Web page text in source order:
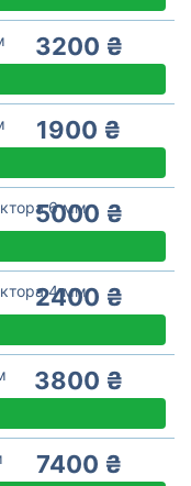
3200 ₴
1900 ₴
6 мм
5000 ₴
4 мм
2400 ₴
3800 ₴
7400 ₴